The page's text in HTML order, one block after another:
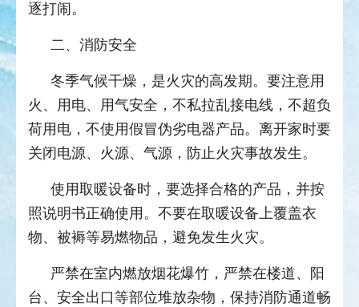
逐打闹。
二、消防安全
冬季气候干燥，是火灾的高发期。要注意用
火、用电、用气安全，不私拉乱接电线，不超负
荷用电，不使用假冒伪劣电器产品。离开家时要
关闭电源、火源、气源，防止火灾事故发生。
使用取暖设备时，要选择合格的产品，并按
照说明书正确使用。不要在取暖设备上覆盖衣
物、被褥等易燃物品，避免发生火灾。
严禁在室内燃放烟花爆竹，严禁在楼道、阳
台、安全出口等部位堆放杂物，保持消防通道畅